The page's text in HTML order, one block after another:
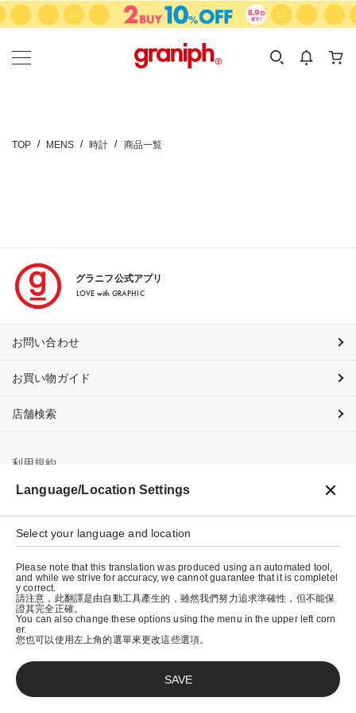
カテゴリーから探す
KIDS
カテゴリ
サイズ
TOP MENS 時計 商品一覧
グラニフ公式アプリ
LOVE with GRAPHIC
お問い合わせ
お買い物ガイド
店舗検索
利用規約
プライバシーポリシー
特定商取引法に基づく表示
会社概要
© graniph inc.
Language/Location Settings
Select your language and location
Please note that this translation was produced using an automated tool,
and while we strive for accuracy, we cannot guarantee that it is completel
y correct.
請注意，此翻譯是由自動工具產生的，雖然我們努力追求準確性，但不能保
證其完全正確。
You can also change these options using the menu in the upper left corn
er.
您也可以使用左上角的選單來更改這些選項。
SAVE